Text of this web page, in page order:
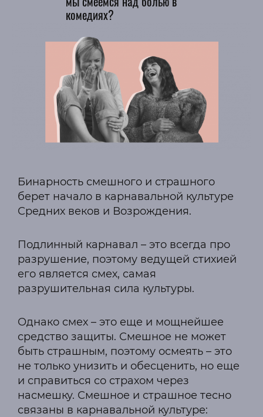
комедиях?
Бинарность смешного и страшного
берет начало в карнавальной культуре
Средних веков и Возрождения.
Подлинный карнавал – это всегда про
разрушение, поэтому ведущей стихией
его является смех, самая
разрушительная сила культуры.
Однако смех – это еще и мощнейшее
средство защиты. Смешное не может
быть страшным, поэтому осмеять – это
не только унизить и обесценить, но еще
и справиться со страхом через
насмешку. Смешное и страшное тесно
связаны в карнавальной культуре: